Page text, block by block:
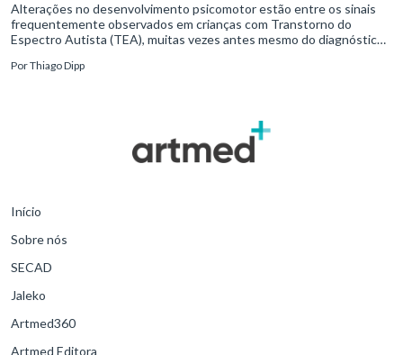
Alterações no desenvolvimento psicomotor estão entre os sinais
frequentemente observados em crianças com Transtorno do
Espectro Autista (TEA), muitas vezes antes mesmo do diagnóstico
PorThiago Dipp
Início
Sobre nós
SECAD
Jaleko
Artmed360
Artmed Editora